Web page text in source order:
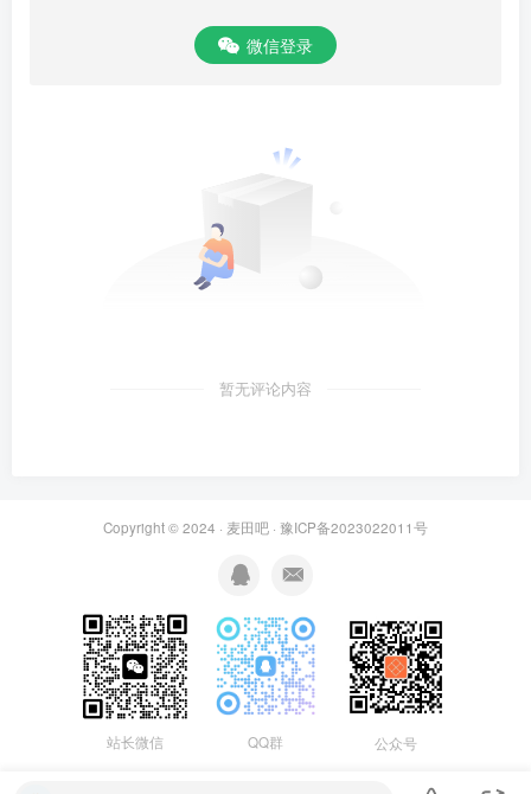
微信登录
暂无评论内容
Copyright © 2024 · 麦田吧 · 豫ICP备2023022011号
站长微信 QQ群 公众号